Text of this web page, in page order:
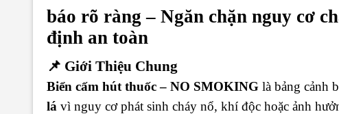
báo rõ ràng – Ngăn chặn nguy cơ
định an toàn
📌 Giới Thiệu Chung
Biển cấm hút thuốc – NO SMOKING là bảng cảnh
lá vì nguy cơ phát sinh cháy nổ, khí độc hoặc ảnh